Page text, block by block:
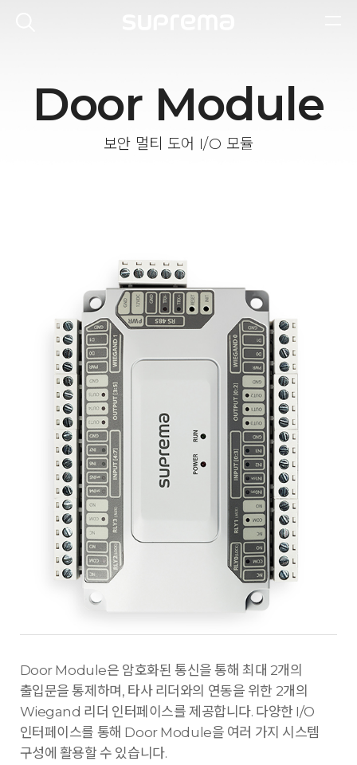
Door Module
보안 멀티 도어 I/O 모듈
Door Module은 암호화된 통신을 통해 최대 2개의
출입문을 통제하며, 타사 리더와의 연동을 위한 2개의
Wiegand 리더 인터페이스를 제공합니다. 다양한 I/O
인터페이스를 통해 Door Module을 여러 가지 시스템
구성에 활용할 수 있습니다.